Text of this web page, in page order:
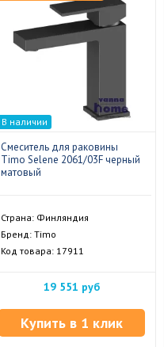
В наличии
Смеситель для раковины
Timo Selene 2061/03F черный
матовый
Страна: Финляндия
Бренд: Timo
Код товара: 17911
19 551 руб
Купить в 1 клик